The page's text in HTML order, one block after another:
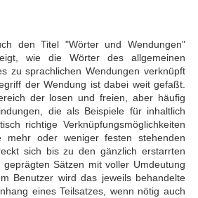
den Titel "Wörter und Wendungen"
wie die Wörter des allgemeinen
zu sprachlichen Wendungen verknüpft
der Wendung ist dabei weit ge­faßt.
der losen und freien, aber häufig
die als Beispiele für inhaltlich
richtige Verknüpfungsmöglichkeiten
oder weniger festen stehen­den
sich bis zu den gänzlich erstarrten
Sätzen mit voller Umdeutung
Benutzer wird das jeweils behandelte
eines Teilsatzes, wenn nötig auch